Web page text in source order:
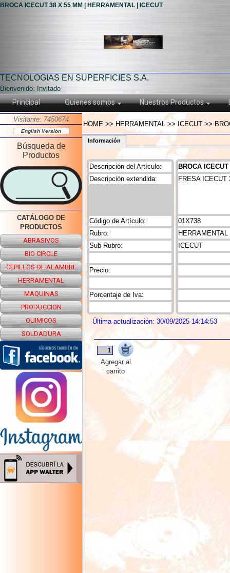
BROCA ICECUT 38 X 55 MM | HERRAMENTAL | ICECUT
TECNOLOGIAS EN SUPERFICIES S.A.
Bienvenido: Invitado
Principal Quienes somos Nuestros Productos
Visitante: 7450674
English Version
Búsqueda de
Productos
CATÁLOGO DE
PRODUCTOS
ABRASIVOS
BIO CIRCLE
CEPILLOS DE ALAMBRE
HERRAMENTAL
MAQUINAS
PRODUCCION
QUIMICOS
SOLDADURA
HOME >> HERRAMENTAL >> ICECUT >>
Información
Descripción del Artículo:
Código de Artículo:
Rubro:
Sub Rubro:
Precio:
Descripción extendida:
Porcentaje de Iva:
BROCA
01X738
HERRAMENTAL
ICECUT
FRESA ICECUT
Última actualización: 30/09/2025 14:14:53
Agregar al
carrito